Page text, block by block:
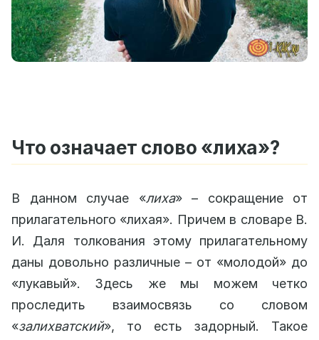
Что означает слово «лиха»?
В данном случае «лиха» – сокращение от
прилагательного «лихая». Причем в словаре В.
И. Даля толкования этому прилагательному
даны довольно различные – от «молодой» до
«лукавый». Здесь же мы можем четко
проследить взаимосвязь со словом
«залихватский», то есть задорный. Такое